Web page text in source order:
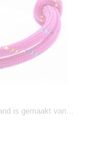
is gemaakt van…